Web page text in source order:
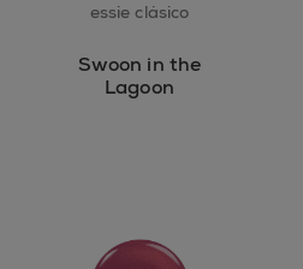
essie clásico
Swoon in the
Lagoon